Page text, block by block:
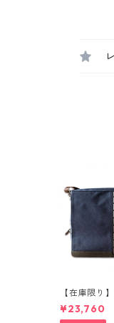
【在庫限り
レートのよ
使用 ショコ
¥23,760